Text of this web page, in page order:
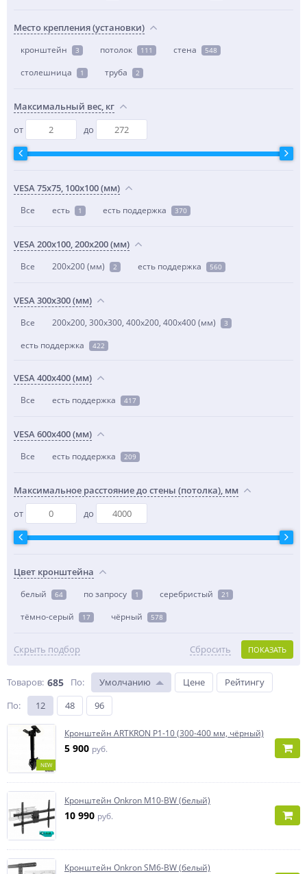
Место крепления (установки)
кронштейн 3 потолок 111 стена 548
столешница 1 труба 2
Максимальный вес, кг
от
до
VESA 75x75, 100x100 (мм)
Все есть 1 есть поддержка 370
VESA 200x100, 200x200 (мм)
Все 200x200 (мм) 2 есть поддержка 560
VESA 300x300 (мм)
Все 200x200, 300x300, 400x200, 400x400 (мм) 3
есть поддержка 422
VESA 400x400 (мм)
Все есть поддержка 417
VESA 600x400 (мм)
Все есть поддержка 209
Максимальное расстояние до стены (потолка), мм
от
до
Цвет кронштейна
белый 64 по запросу 1 серебристый 21
тёмно-серый 17 чёрный 578
Скрыть подбор ПОКАЗАТЬ
Сбросить
Товаров: 685 По: Умолчанию Цене
Рейтингу
По: 12 48 96
NEW
Кронштейн ARTKRON P1-10 (300-400 мм, чёрный)
5 900 руб.
Кронштейн Onkron M10-BW (белый)
10 990 руб.
Кронштейн Onkron SM6-BW (белый)